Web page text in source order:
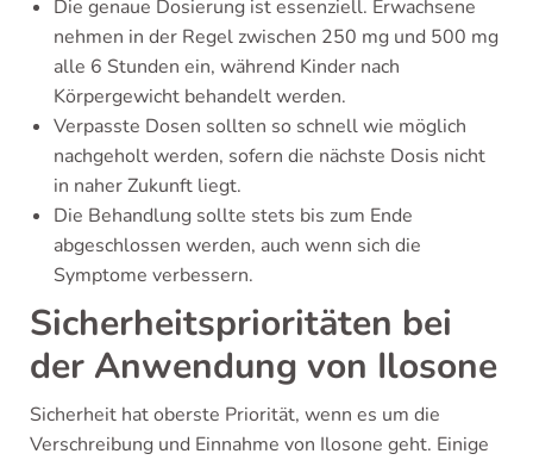
Die genaue Dosierung ist essenziell. Erwachsene
nehmen in der Regel zwischen 250 mg und 500 mg
alle 6 Stunden ein, während Kinder nach
Körpergewicht behandelt werden.
Verpasste Dosen sollten so schnell wie möglich
nachgeholt werden, sofern die nächste Dosis nicht
in naher Zukunft liegt.
Die Behandlung sollte stets bis zum Ende
abgeschlossen werden, auch wenn sich die
Symptome verbessern.
Sicherheitsprioritäten bei
der Anwendung von Ilosone
Sicherheit hat oberste Priorität, wenn es um die
Verschreibung und Einnahme von Ilosone geht. Einige